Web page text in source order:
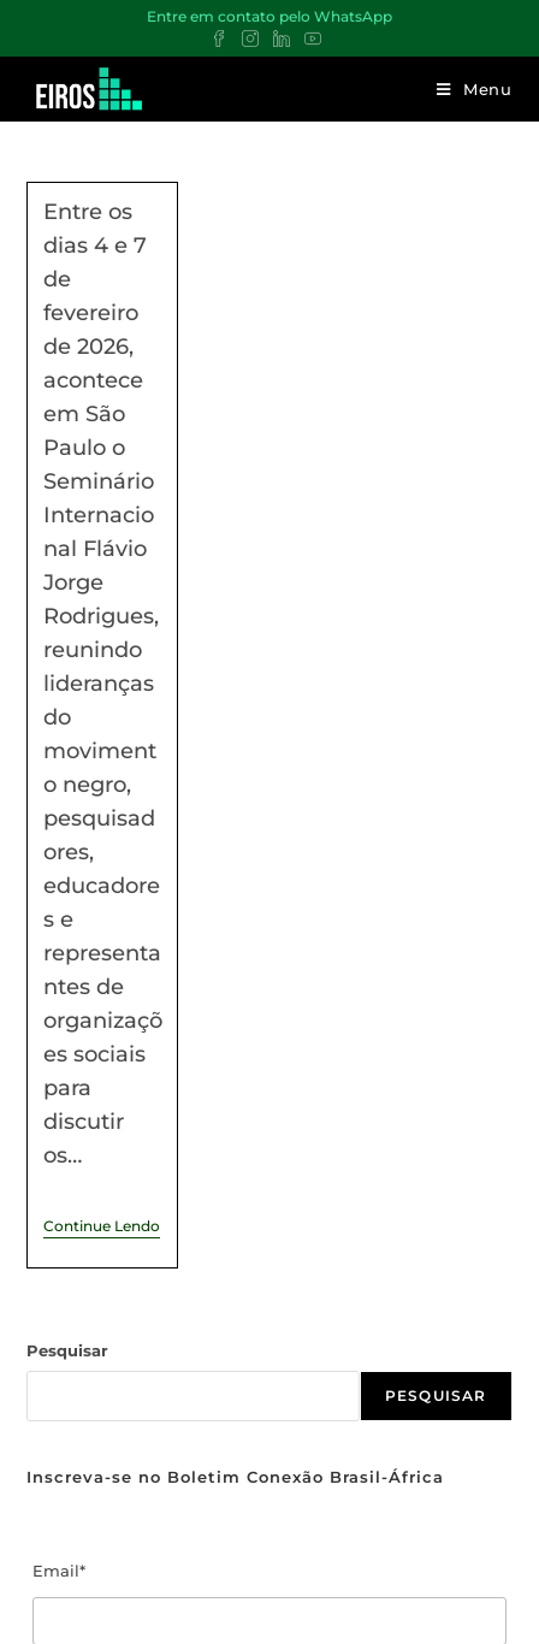
Entre em contato pelo WhatsApp
Menu
Entre os
dias 4 e 7
de
fevereiro
de 2026,
acontece
em São
Paulo o
Seminário
Internacio
nal Flávio
Jorge
Rodrigues,
reunindo
lideranças
do
moviment
o negro,
pesquisad
ores,
educadore
s e
representa
ntes de
organizaçõ
es sociais
para
discutir
os…
Continue Lendo
Pesquisar
PESQUISAR
Inscreva-se no Boletim Conexão Brasil-África
Email*